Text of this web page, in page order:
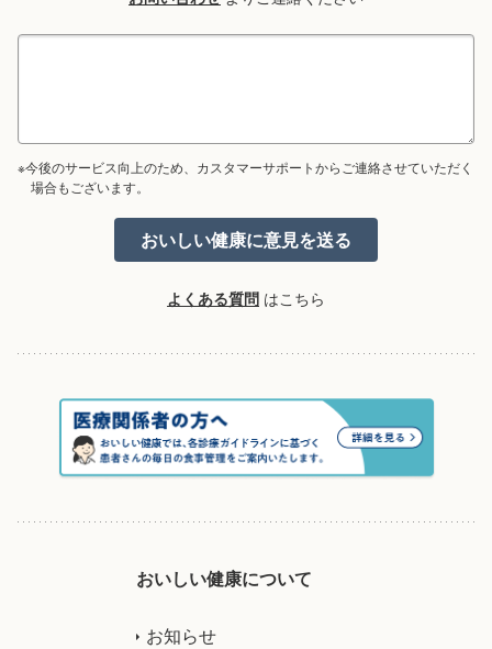
※今後のサービス向上のため、カスタマーサポートからご連絡させていただく
場合もございます。
よくある質問 はこちら
おいしい健康について
お知らせ